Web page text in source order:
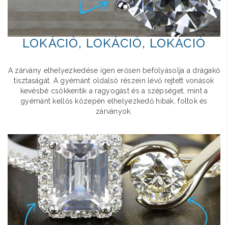
LOKÁCIÓ, LOKÁCIÓ, LOKÁCIÓ
A zárvány elhelyezkedése igen erősen befolyásolja a drágakő
tisztaságát. A gyémánt oldalsó részein lévő rejtett vonások
kevésbé csökkentik a ragyogást és a szépséget, mint a
gyémánt kellős közepén elhelyezkedő hibák, foltok és
zárványok.